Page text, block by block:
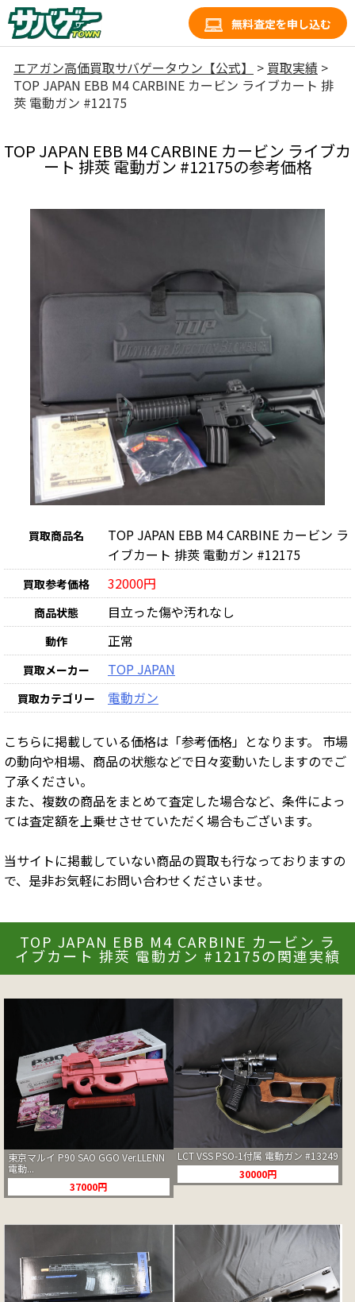
無料査定を申し込む
エアガン高価買取サバゲータウン【公式】 > 買取実績 >
TOP JAPAN EBB M4 CARBINE カービン ライブカート 排
莢 電動ガン #12175
TOP JAPAN EBB M4 CARBINE カービン ライブカ
ート 排莢 電動ガン #12175の参考価格
買取商品名
TOP JAPAN EBB M4 CARBINE カービン ラ
イブカート 排莢 電動ガン #12175
買取参考価格 32000円
商品状態 目立った傷や汚れなし
動作 正常
買取メーカー TOP JAPAN
買取カテゴリー 電動ガン
こちらに掲載している価格は「参考価格」となります。 市場
の動向や相場、商品の状態などで日々変動いたしますのでご
了承ください。
また、複数の商品をまとめて査定した場合など、条件によっ
ては査定額を上乗せさせていただく場合もございます。
当サイトに掲載していない商品の買取も行なっておりますの
で、是非お気軽にお問い合わせくださいませ。
TOP JAPAN EBB M4 CARBINE カービン ラ
イブカート 排莢 電動ガン #12175の関連実績
東京マルイ P90 SAO GGO Ver.LLENN
電動...
37000円
LCT VSS PSO-1付属 電動ガン #13249
30000円